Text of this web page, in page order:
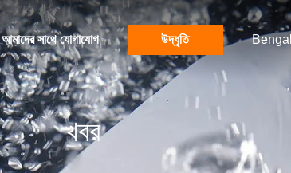
আমাদের সাথে যোগাযোগ উদ্ধৃতি
খবর